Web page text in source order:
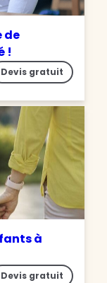
de
!
Devis gratuit
à
Devis gratuit